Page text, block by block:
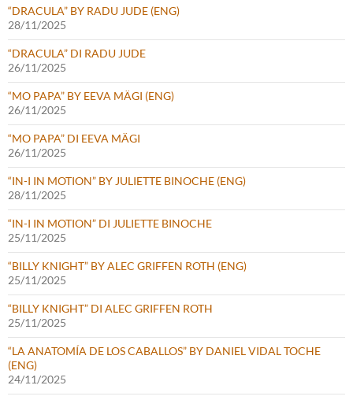
“DRACULA” BY RADU JUDE (ENG)
28/11/2025
“DRACULA” DI RADU JUDE
26/11/2025
“MO PAPA” BY EEVA MÄGI (ENG)
26/11/2025
“MO PAPA” DI EEVA MÄGI
26/11/2025
“IN-I IN MOTION” BY JULIETTE BINOCHE (ENG)
28/11/2025
“IN-I IN MOTION” DI JULIETTE BINOCHE
25/11/2025
“BILLY KNIGHT” BY ALEC GRIFFEN ROTH (ENG)
25/11/2025
“BILLY KNIGHT” DI ALEC GRIFFEN ROTH
25/11/2025
“LA ANATOMÍA DE LOS CABALLOS” BY DANIEL VIDAL TOCHE
(ENG)
24/11/2025